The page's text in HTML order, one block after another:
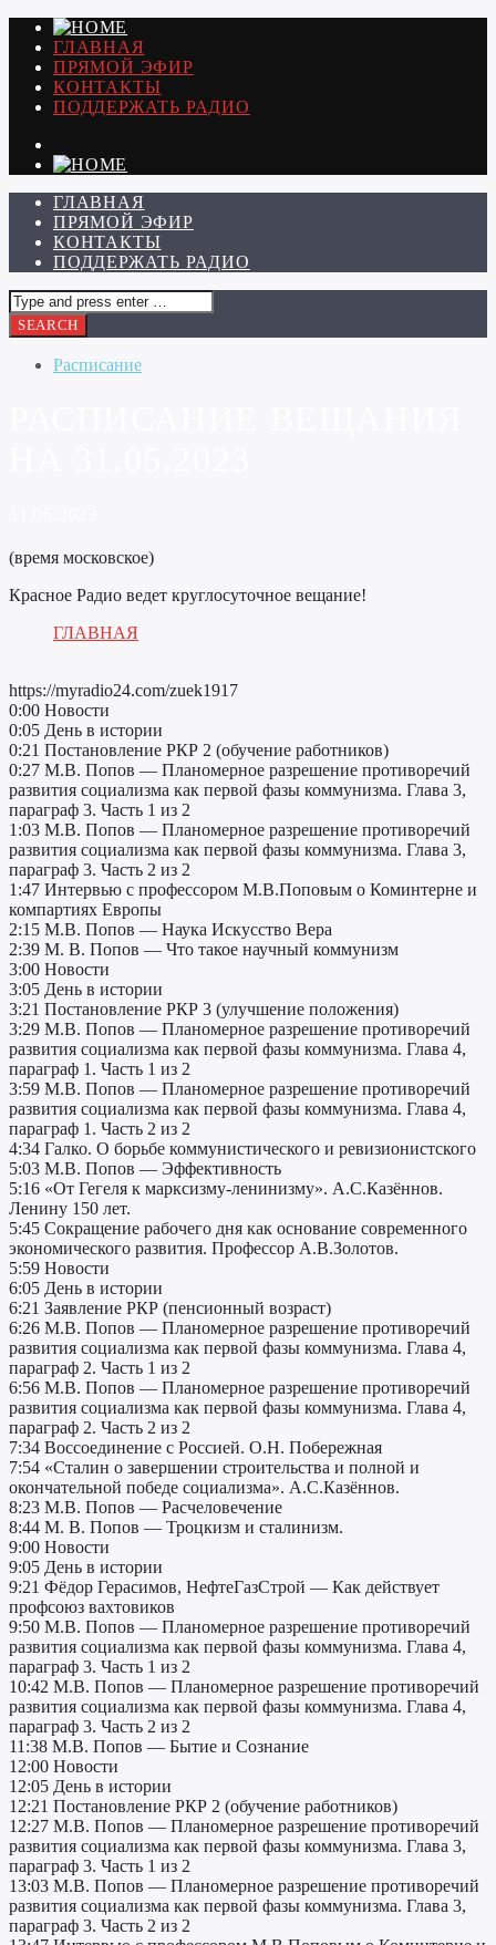
ГЛАВНАЯ
ПРЯМОЙ ЭФИР
КОНТАКТЫ
ПОДДЕРЖАТЬ РАДИО
ГЛАВНАЯ
ПРЯМОЙ ЭФИР
КОНТАКТЫ
ПОДДЕРЖАТЬ РАДИО
Расписание
(время московское)
Красное Радио ведет круглосуточное вещание!
ГЛАВНАЯ
https://myradio24.com/zuek1917
0:00 Новости
0:05 День в истории
0:21 Постановление РКР 2 (обучение работников)
0:27 М.В. Попов — Планомерное разрешение противоречий
развития социализма как первой фазы коммунизма. Глава 3,
параграф 3. Часть 1 из 2
1:03 М.В. Попов — Планомерное разрешение противоречий
развития социализма как первой фазы коммунизма. Глава 3,
параграф 3. Часть 2 из 2
1:47 Интервью c профессором М.В.Поповым о Коминтерне и
компартиях Европы
2:15 М.В. Попов — Наука Искусство Вера
2:39 М. В. Попов — Что такое научный коммунизм
3:00 Новости
3:05 День в истории
3:21 Постановление РКР 3 (улучшение положения)
3:29 М.В. Попов — Планомерное разрешение противоречий
развития социализма как первой фазы коммунизма. Глава 4,
параграф 1. Часть 1 из 2
3:59 М.В. Попов — Планомерное разрешение противоречий
развития социализма как первой фазы коммунизма. Глава 4,
параграф 1. Часть 2 из 2
4:34 Галко. О борьбе коммунистического и ревизионистского
5:03 М.В. Попов — Эффективность
5:16 «От Гегеля к марксизму-ленинизму». А.С.Казённов.
Ленину 150 лет.
5:45 Сокращение рабочего дня как основание современного
экономического развития. Профессор А.В.Золотов.
5:59 Новости
6:05 День в истории
6:21 Заявление РКР (пенсионный возраст)
6:26 М.В. Попов — Планомерное разрешение противоречий
развития социализма как первой фазы коммунизма. Глава 4,
параграф 2. Часть 1 из 2
6:56 М.В. Попов — Планомерное разрешение противоречий
развития социализма как первой фазы коммунизма. Глава 4,
параграф 2. Часть 2 из 2
7:34 Воссоединение с Россией. О.Н. Побережная
7:54 «Сталин о завершении строительства и полной и
окончательной победе социализма». А.С.Казённов.
8:23 М.В. Попов — Расчеловечение
8:44 М. В. Попов — Троцкизм и сталинизм.
9:00 Новости
9:05 День в истории
9:21 Фёдор Герасимов, НефтеГазСтрой — Как действует
профсоюз вахтовиков
9:50 М.В. Попов — Планомерное разрешение противоречий
развития социализма как первой фазы коммунизма. Глава 4,
параграф 3. Часть 1 из 2
10:42 М.В. Попов — Планомерное разрешение противоречий
развития социализма как первой фазы коммунизма. Глава 4,
параграф 3. Часть 2 из 2
11:38 М.В. Попов — Бытие и Сознание
12:00 Новости
12:05 День в истории
12:21 Постановление РКР 2 (обучение работников)
12:27 М.В. Попов — Планомерное разрешение противоречий
развития социализма как первой фазы коммунизма. Глава 3,
параграф 3. Часть 1 из 2
13:03 М.В. Попов — Планомерное разрешение противоречий
развития социализма как первой фазы коммунизма. Глава 3,
параграф 3. Часть 2 из 2